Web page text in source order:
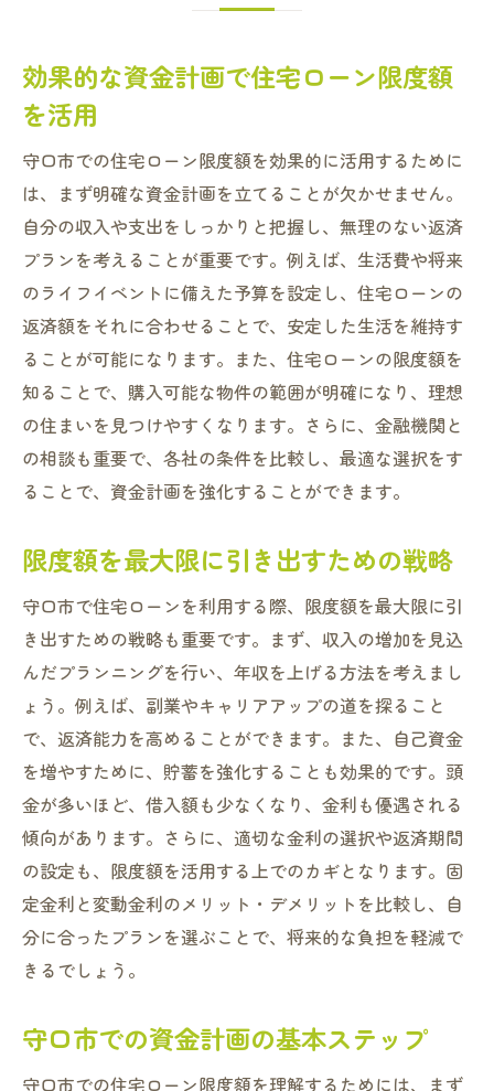
効果的な資金計画で住宅ローン限度額
を活用
守口市での住宅ローン限度額を効果的に活用するために
は、まず明確な資金計画を立てることが欠かせません。
自分の収入や支出をしっかりと把握し、無理のない返済
プランを考えることが重要です。例えば、生活費や将来
のライフイベントに備えた予算を設定し、住宅ローンの
返済額をそれに合わせることで、安定した生活を維持す
ることが可能になります。また、住宅ローンの限度額を
知ることで、購入可能な物件の範囲が明確になり、理想
の住まいを見つけやすくなります。さらに、金融機関と
の相談も重要で、各社の条件を比較し、最適な選択をす
ることで、資金計画を強化することができます。
限度額を最大限に引き出すための戦略
守口市で住宅ローンを利用する際、限度額を最大限に引
き出すための戦略も重要です。まず、収入の増加を見込
んだプランニングを行い、年収を上げる方法を考えまし
ょう。例えば、副業やキャリアアップの道を探ること
で、返済能力を高めることができます。また、自己資金
を増やすために、貯蓄を強化することも効果的です。頭
金が多いほど、借入額も少なくなり、金利も優遇される
傾向があります。さらに、適切な金利の選択や返済期間
の設定も、限度額を活用する上でのカギとなります。固
定金利と変動金利のメリット・デメリットを比較し、自
分に合ったプランを選ぶことで、将来的な負担を軽減で
きるでしょう。
守口市での資金計画の基本ステップ
守口市での住宅ローン限度額を理解するためには、まず